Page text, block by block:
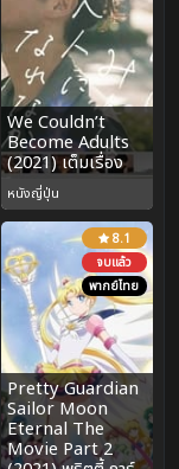
We Couldn’t
Become Adults
(2021) เต็มเรื่อง
หนังญี่ปุ่น
8.1
จบแล้ว
พากย์ไทย
Pretty Guardian
Sailor Moon
Eternal The
Movie Part 2